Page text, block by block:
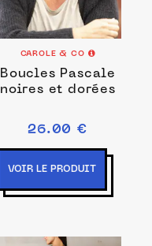
CAROLE & CO
Boucles Pascale
noires et dorées
26.00 €
VOIR LE PRODUIT